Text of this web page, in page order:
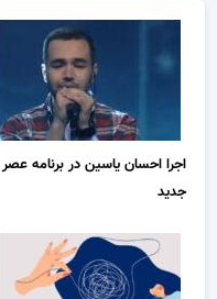
اجرا احسان یاسین در برنامه عصر
جدید